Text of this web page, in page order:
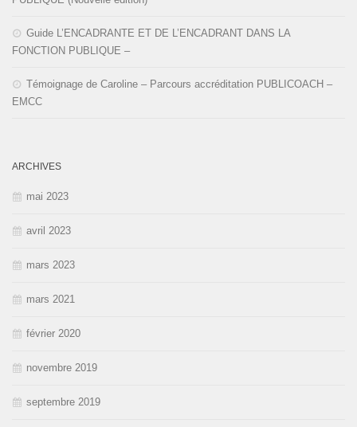
Guide L’ENCADRANTE ET DE L’ENCADRANT DANS LA
FONCTION PUBLIQUE –
Témoignage de Caroline – Parcours accréditation PUBLICOACH –
EMCC
ARCHIVES
mai 2023
avril 2023
mars 2023
mars 2021
février 2020
novembre 2019
septembre 2019